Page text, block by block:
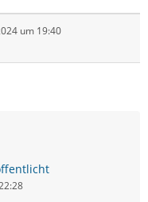
in das Problem
um 19:40